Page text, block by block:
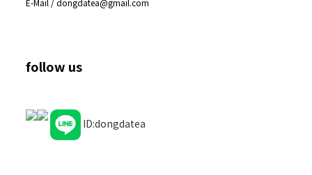
E-Mail / dongdatea@gmail.com
follow us
ID:dongdatea